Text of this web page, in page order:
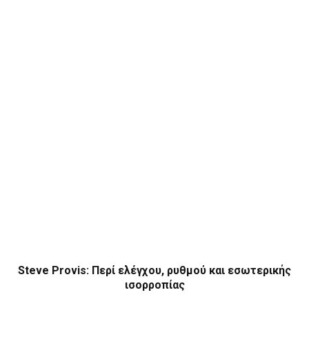
Steve Provis: Περί ελέγχου, ρυθμού και εσωτερικής
ισορροπίας